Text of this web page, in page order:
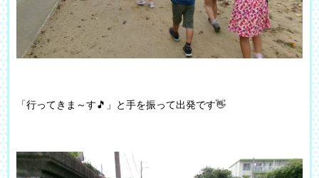
「行ってきま～す🎵」と手を振って出発です👋